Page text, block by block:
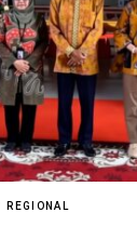
REGIONAL